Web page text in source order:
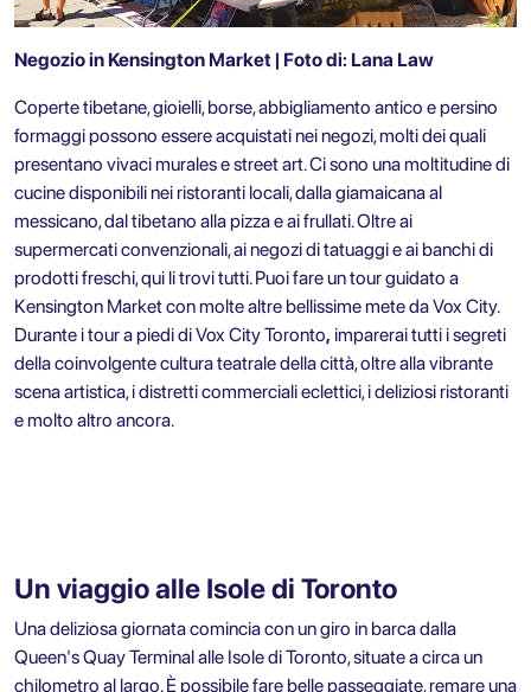
Negozio in Kensington Market | Foto di: Lana Law
Coperte tibetane, gioielli, borse, abbigliamento antico e persino
formaggi possono essere acquistati nei negozi, molti dei quali
presentano vivaci murales e street art. Ci sono una moltitudine di
cucine disponibili nei ristoranti locali, dalla giamaicana al
messicano, dal tibetano alla pizza e ai frullati. Oltre ai
supermercati convenzionali, ai negozi di tatuaggi e ai banchi di
prodotti freschi, qui li trovi tutti. Puoi fare un tour guidato a
Kensington Market con molte altre bellissime meteda Vox City.
Durante itour a piedi di Vox City Toronto, imparerai tutti i segreti
della coinvolgente cultura teatrale della città, oltre alla vibrante
scena artistica, i distretti commerciali eclettici, i deliziosi ristoranti
e molto altro ancora.
Un viaggio alle Isole di Toronto
Una deliziosa giornata comincia con un giro in barca dalla
Queen's Quay Terminal alle Isole di Toronto, situate a circa un
chilometro al largo. È possibile fare belle passeggiate, remare una